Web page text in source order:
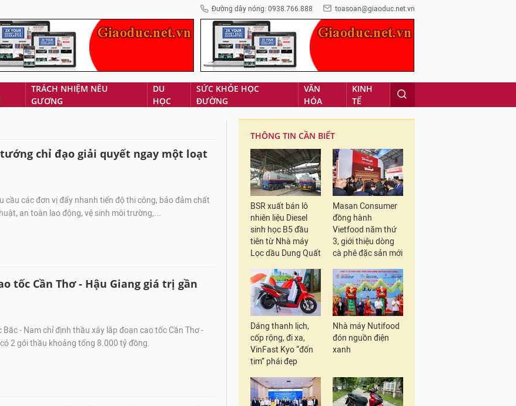
Đường dây nóng: 0938.766.888 toasoan@giaoduc.net.vn
TRÁCH NHIỆM NÊU
GƯƠNG
DU
HỌC
SỨC KHỎE HỌC
ĐƯỜNG
VĂN
HÓA
KINH
TẾ
chỉ đạo giải quyết ngay một loạt
cầu các đơn vị đẩy nhanh tiến độ thi công, bảo đảm chất
an toàn lao động, vệ sinh môi trường,...
tốc Cần Thơ - Hậu Giang giá trị gần
Bắc - Nam chỉ định thầu xây lắp đoạn cao tốc Cần Thơ -
2 gói thầu khoảng tổng 8.000 tỷ đồng.
THÔNG TIN CẦN BIẾT
BSR xuất bán lô
nhiên liệu Diesel
sinh học B5 đầu
tiên từ Nhà máy
Lọc dầu Dung Quất
Masan Consumer
đồng hành
Vietfood năm thứ
3, giới thiệu dòng
cà phê đặc sản mới
Dáng thanh lịch,
cốp rộng, đi xa,
VinFast Kyo “đốn
tim” phái đẹp
Nhà máy Nutifood
đón nguồn điện
xanh